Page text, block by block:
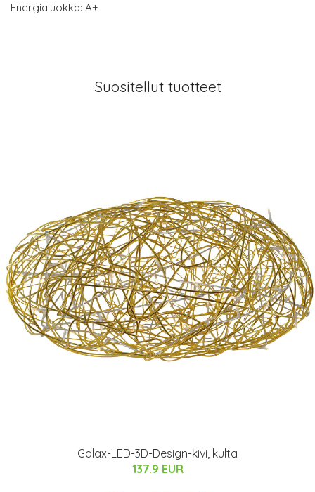
Energialuokka: A+
Suositellut tuotteet
Galax-LED-3D-Design-kivi, kulta
137.9 EUR